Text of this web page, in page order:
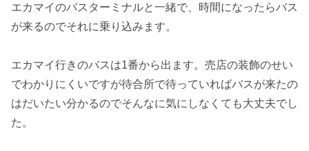
エカマイのバスターミナルと一緒で、時間になったらバス
が来るのでそれに乗り込みます。
エカマイ行きのバスは1番から出ます。売店の装飾のせい
でわかりにくいですが待合所で待っていればバスが来たの
はだいたい分かるのでそんなに気にしなくても大丈夫でし
た。